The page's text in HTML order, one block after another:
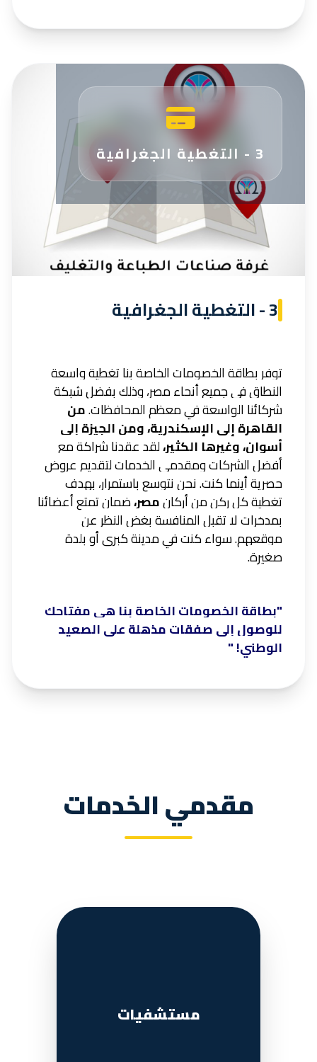
3 - التغطية الجغرافية
3 - التغطية الجغرافية
توفر بطاقة الخصومات الخاصة بنا تغطية واسعة
النطاق في جميع أنحاء مصر، وذلك بفضل شبكة
شركائنا الواسعة في معظم المحافظات.من
القاهرة إلى الإسكندرية، ومن الجيزة إلى
أسوان، وغيرها الكثير،لقد عقدنا شراكة مع
أفضل الشركات ومقدمي الخدمات لتقديم عروض
حصرية أينما كنت. نحن نتوسع باستمرار، بهدف
تغطية كل ركن من أركانمصر،ضمان تمتع أعضائنا
بمدخرات لا تقبل المنافسة بغض النظر عن
موقعهم. سواء كنت في مدينة كبرى أو بلدة
صغيرة.
"بطاقة الخصومات الخاصة بنا هي مفتاحك
للوصول إلى صفقات مذهلة على الصعيد
الوطني! "
مقدمي الخدمات
مستشفيات